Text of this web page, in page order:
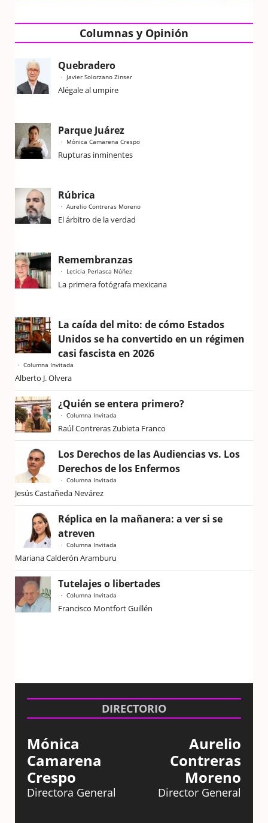
Columnas y Opinión
Quebradero
Javier Solorzano Zinser
Alégale al umpire
Parque Juárez
Mónica Camarena Crespo
Rupturas inminentes
Rúbrica
Aurelio Contreras Moreno
El árbitro de la verdad
Remembranzas
Leticia Perlasca Núñez
La primera fotógrafa mexicana
La caída del mito: de cómo Estados
Unidos se ha convertido en un régimen
casi fascista en 2026
Columna Invitada
Alberto J. Olvera
¿Quién se entera primero?
Columna Invitada
Raúl Contreras Zubieta Franco
Los Derechos de las Audiencias vs. Los
Derechos de los Enfermos
Columna Invitada
Jesús Castañeda Nevárez
Réplica en la mañanera: a ver si se
atreven
Columna Invitada
Mariana Calderón Aramburu
Tutelajes o libertades
Columna Invitada
Francisco Montfort Guillén
DIRECTORIO
Mónica
Camarena
Crespo
Directora General
Aurelio
Contreras
Moreno
Director General